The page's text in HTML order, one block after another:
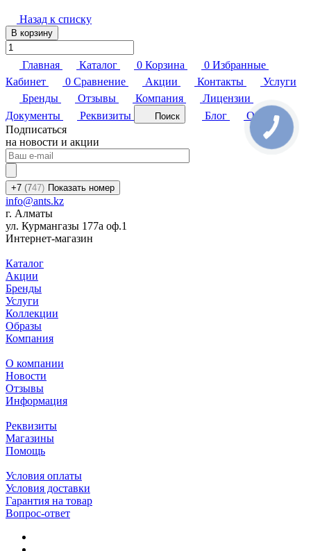
Назад к списку
В корзину
Главная Каталог 0 Корзина 0 Избранные
Кабинет
0 Сравнение Акции Контакты
Услуги
Бренды
Отзывы Компания
Лицензии
Документы
Реквизиты Поиск Блог
Обзоры
Подписаться
на новости и акции
+7 (747) Показать номер
info@ants.kz
г. Алматы
ул. Курмангазы 177а оф.1
Интернет-магазин
Каталог
Акции
Бренды
Услуги
Коллекции
Образы
Компания
О компании
Новости
Отзывы
Информация
Реквизиты
Магазины
Помощь
Условия оплаты
Условия доставки
Гарантия на товар
Вопрос-ответ